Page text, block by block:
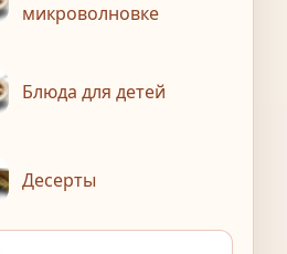
микроволновке
Блюда для детей
Десерты